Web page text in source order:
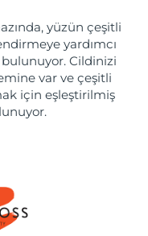
yüzün çeşitli
yardımcı
Cildinizi
var ve çeşitli
için eşleştirilmiş